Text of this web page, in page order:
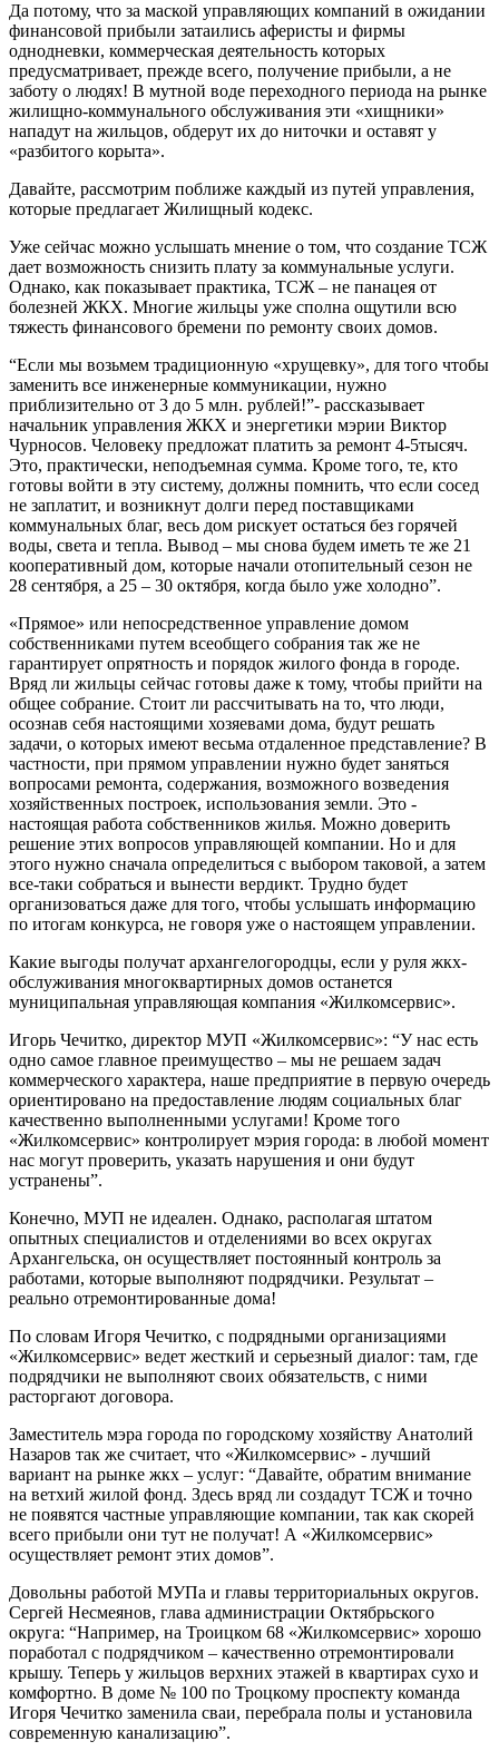
Да потому, что за маской управляющих компаний в ожидании
финансовой прибыли затаились аферисты и фирмы
однодневки, коммерческая деятельность которых
предусматривает, прежде всего, получение прибыли, а не
заботу о людях! В мутной воде переходного периода на рынке
жилищно-коммунального обслуживания эти «хищники»
нападут на жильцов, обдерут их до ниточки и оставят у
«разбитого корыта».
Давайте, рассмотрим поближе каждый из путей управления,
которые предлагает Жилищный кодекс.
Уже сейчас можно услышать мнение о том, что создание ТСЖ
дает возможность снизить плату за коммунальные услуги.
Однако, как показывает практика, ТСЖ – не панацея от
болезней ЖКХ. Многие жильцы уже сполна ощутили всю
тяжесть финансового бремени по ремонту своих домов.
“Если мы возьмем традиционную «хрущевку», для того чтобы
заменить все инженерные коммуникации, нужно
приблизительно от 3 до 5 млн. рублей!”- рассказывает
начальник управления ЖКХ и энергетики мэрии Виктор
Чурносов. Человеку предложат платить за ремонт 4-5тысяч.
Это, практически, неподъемная сумма. Кроме того, те, кто
готовы войти в эту систему, должны помнить, что если сосед
не заплатит, и возникнут долги перед поставщиками
коммунальных благ, весь дом рискует остаться без горячей
воды, света и тепла. Вывод – мы снова будем иметь те же 21
кооперативный дом, которые начали отопительный сезон не
28 сентября, а 25 – 30 октября, когда было уже холодно”.
«Прямое» или непосредственное управление домом
собственниками путем всеобщего собрания так же не
гарантирует опрятность и порядок жилого фонда в городе.
Вряд ли жильцы сейчас готовы даже к тому, чтобы прийти на
общее собрание. Стоит ли рассчитывать на то, что люди,
осознав себя настоящими хозяевами дома, будут решать
задачи, о которых имеют весьма отдаленное представление? В
частности, при прямом управлении нужно будет заняться
вопросами ремонта, содержания, возможного возведения
хозяйственных построек, использования земли. Это -
настоящая работа собственников жилья. Можно доверить
решение этих вопросов управляющей компании. Но и для
этого нужно сначала определиться с выбором таковой, а затем
все-таки собраться и вынести вердикт. Трудно будет
организоваться даже для того, чтобы услышать информацию
по итогам конкурса, не говоря уже о настоящем управлении.
Какие выгоды получат архангелогородцы, если у руля жкх-
обслуживания многоквартирных домов останется
муниципальная управляющая компания «Жилкомсервис».
Игорь Чечитко, директор МУП «Жилкомсервис»: “У нас есть
одно самое главное преимущество – мы не решаем задач
коммерческого характера, наше предприятие в первую очередь
ориентировано на предоставление людям социальных благ
качественно выполненными услугами! Кроме того
«Жилкомсервис» контролирует мэрия города: в любой момент
нас могут проверить, указать нарушения и они будут
устранены”.
Конечно, МУП не идеален. Однако, располагая штатом
опытных специалистов и отделениями во всех округах
Архангельска, он осуществляет постоянный контроль за
работами, которые выполняют подрядчики. Результат –
реально отремонтированные дома!
По словам Игоря Чечитко, с подрядными организациями
«Жилкомсервис» ведет жесткий и серьезный диалог: там, где
подрядчики не выполняют своих обязательств, с ними
расторгают договора.
Заместитель мэра города по городскому хозяйству Анатолий
Назаров так же считает, что «Жилкомсервис» - лучший
вариант на рынке жкх – услуг: “Давайте, обратим внимание
на ветхий жилой фонд. Здесь вряд ли создадут ТСЖ и точно
не появятся частные управляющие компании, так как скорей
всего прибыли они тут не получат! А «Жилкомсервис»
осуществляет ремонт этих домов”.
Довольны работой МУПа и главы территориальных округов.
Сергей Несмеянов, глава администрации Октябрьского
округа: “Например, на Троицком 68 «Жилкомсервис» хорошо
поработал с подрядчиком – качественно отремонтировали
крышу. Теперь у жильцов верхних этажей в квартирах сухо и
комфортно. В доме № 100 по Троцкому проспекту команда
Игоря Чечитко заменила сваи, перебрала полы и установила
современную канализацию”.